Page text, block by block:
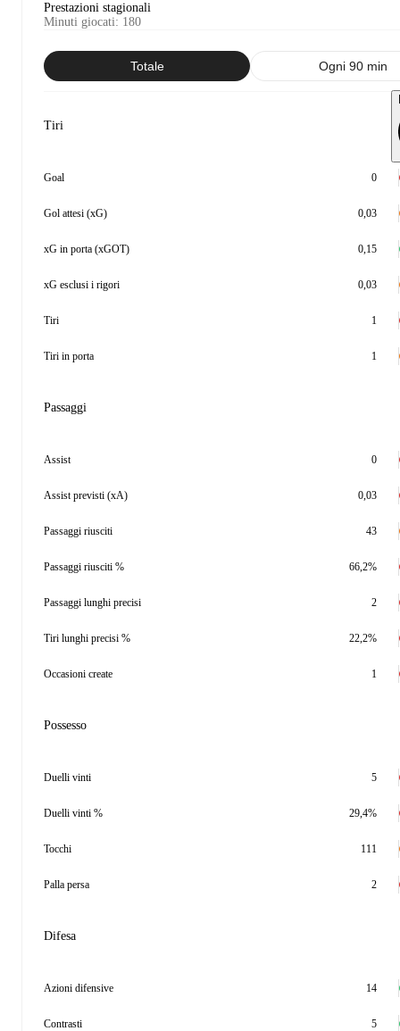
Prestazioni stagionali
Minuti giocati: 180
Totale Ogni 90 min
Tiri
Goal 0
Gol attesi (xG) 0,03
xG in porta (xGOT) 0,15
xG esclusi i rigori 0,03
Tiri 1
Tiri in porta 1
Passaggi
Assist 0
Assist previsti (xA) 0,03
Passaggi riusciti 43
Passaggi riusciti % 66,2%
Passaggi lunghi precisi 2
Tiri lunghi precisi % 22,2%
Occasioni create 1
Possesso
Duelli vinti 5
Duelli vinti % 29,4%
Tocchi 111
Palla persa 2
Difesa
Azioni difensive 14
Contrasti 5